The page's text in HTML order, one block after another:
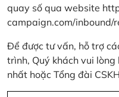
quay số qua website
campaign.com/inbound/
Để được tư vấn, hỗ trợ
trình, Quý khách vui lòng
nhất hoặc Tổng đài